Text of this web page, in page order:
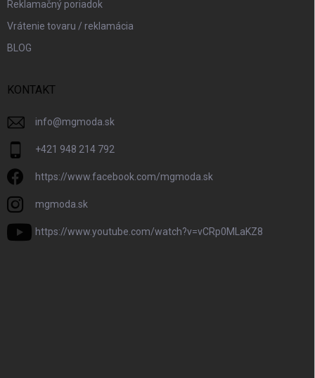
Reklamačný poriadok
Vrátenie tovaru / reklamácia
BLOG
KONTAKT
info@mgmoda.sk
+421 948 214 792
https://www.facebook.com/mgmoda.sk
mgmoda.sk
https://www.youtube.com/watch?v=vCRp0MLaKZ8